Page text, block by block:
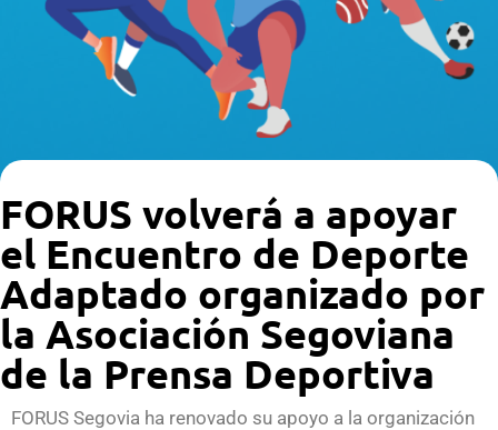
FORUS volverá a apoyar
el Encuentro de Deporte
Adaptado organizado por
la Asociación Segoviana
de la Prensa Deportiva
FORUS Segovia ha renovado su apoyo a la organización